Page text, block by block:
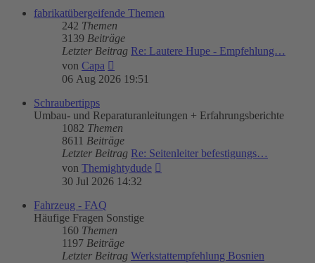
fabrikatübergeifende Themen
242 Themen
3139 Beiträge
Letzter Beitrag Re: Lautere Hupe - Empfehlung…
von Capa
Beitrag
06 Aug 2026 19:51
Schraubertipps
Umbau- und Reparaturanleitungen + Erfahrungsberichte
1082 Themen
8611 Beiträge
Letzter Beitrag Re: Seitenleiter befestigungs…
von Themightydude
30 Jul 2026 14:32
Fahrzeug - FAQ
Häufige Fragen Sonstige
160 Themen
1197 Beiträge
Letzter Beitrag Werkstattempfehlung Bosnien